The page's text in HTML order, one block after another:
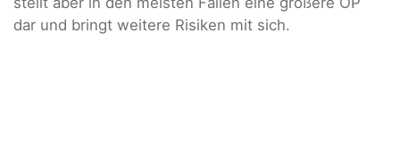
dar und bringt weitere Risiken mit sich.